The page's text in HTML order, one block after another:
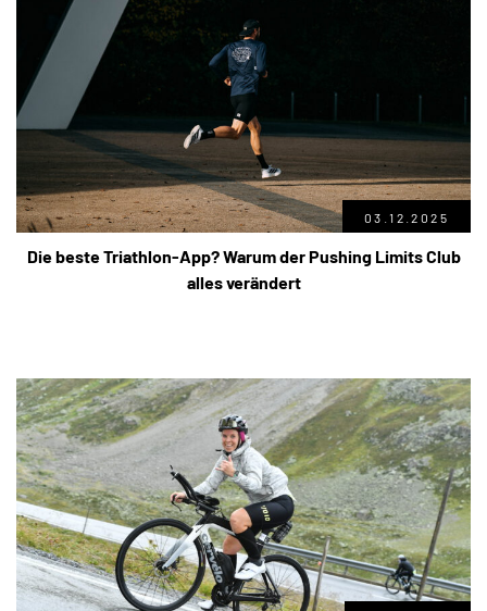
03.12.2025
Die beste Triathlon-App? Warum der Pushing Limits Club
alles verändert